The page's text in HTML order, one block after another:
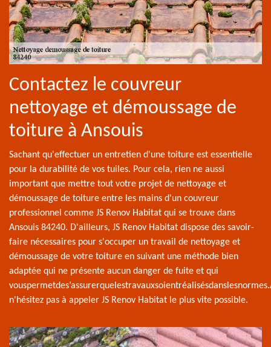
Contactez le couvreur
nettoyage et démoussage de
toiture à Ansouis
Sachant qu'effectuer un entretien d'une toiture est essentielle
pour la durabilité de vos tuiles. Pour cela, rien ne aussi
important que mettre tout votre projet de nettoyage et
démoussage de toiture entre les mains d'un couvreur
professionnel comme JS Renov Habitat qui se trouve dans
Ansouis 84240. D'ailleurs, JS Renov Habitat dispose des savoir-
faire nécessaires pour s'occuper un travail de nettoyage et
démoussage de votre toiture en suivant une méthode bien
adaptée qui ne présente aucun danger de fuite et qui
n'hésitez pas à appeler JS Renov Habitat le plus vite possible.